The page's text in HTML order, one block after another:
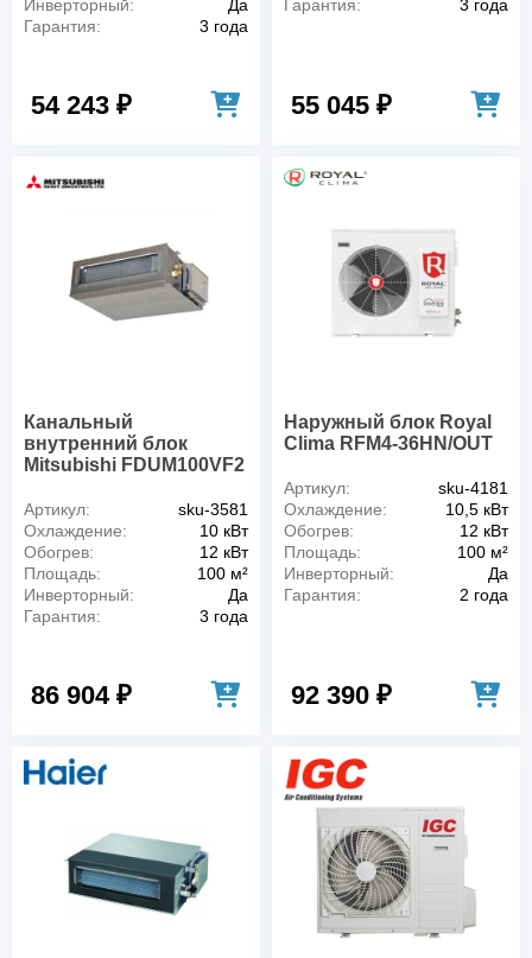
Инверторный:
Да
Гарантия:
3 года
54 243 ₽
Гарантия: 3 года
55 045 ₽
Канальный
внутренний блок
Mitsubishi FDUM100VF2
Артикул:
sku-3581
Охлаждение:
10 кВт
Обогрев:
12 кВт
Площадь:
100 м²
Инверторный:
Да
Гарантия:
3 года
86 904 ₽
Наружный блок Royal
Clima RFM4-36HN/OUT
Артикул:
sku-4181
Охлаждение:
10,5 кВт
Обогрев:
12 кВт
Площадь:
100 м²
Инверторный:
Да
Гарантия:
2 года
92 390 ₽